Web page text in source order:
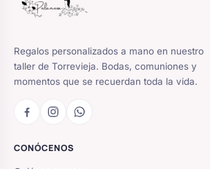
Regalos personalizados a mano en nuestro
taller de Torrevieja. Bodas, comuniones y
momentos que se recuerdan toda la vida.
CONÓCENOS